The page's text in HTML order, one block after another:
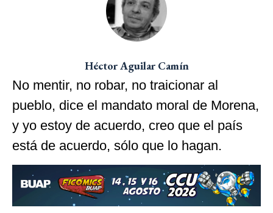
Héctor Aguilar Camín
No mentir, no robar, no traicionar al
pueblo, dice el mandato moral de Morena,
y yo estoy de acuerdo, creo que el país
está de acuerdo, sólo que lo hagan.